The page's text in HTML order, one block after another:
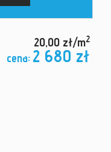
20,00 zł/m2
cena: 2 680 zł